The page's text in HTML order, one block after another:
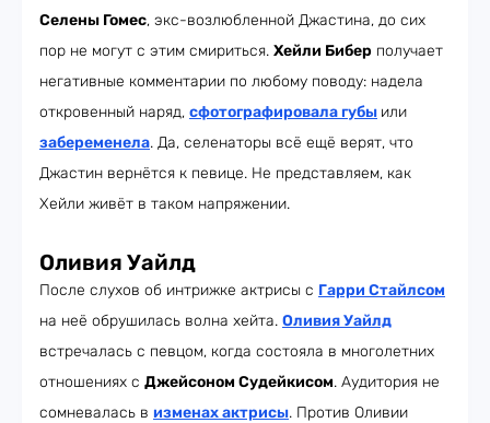
Селены Гомес, экс-возлюбленной Джастина, до сих
пор не могут с этим смириться. Хейли Бибер получает
негативные комментарии по любому поводу: надела
откровенный наряд, сфотографировала губы или
забеременела. Да, селенаторы всё ещё верят, что
Джастин вернётся к певице. Не представляем, как
Хейли живёт в таком напряжении.
Оливия Уайлд
После слухов об интрижке актрисы с Гарри Стайлсом
на неё обрушилась волна хейта. Оливия Уайлд
встречалась с певцом, когда состояла в многолетних
отношениях с Джейсоном Судейкисом. Аудитория не
сомневалась в изменах актрисы. Против Оливии